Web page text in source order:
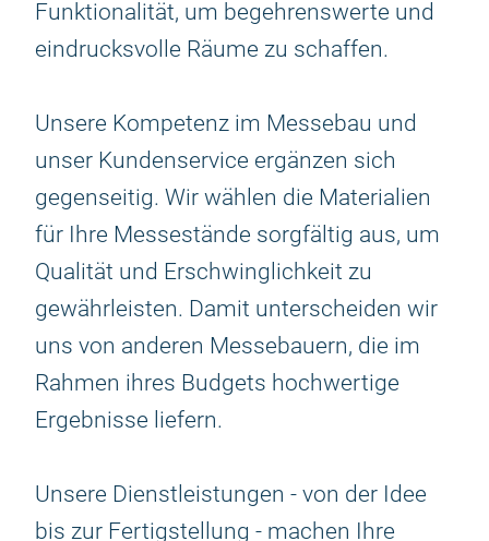
Funktionalität, um begehrenswerte und
eindrucksvolle Räume zu schaffen.
Unsere Kompetenz im Messebau und
unser Kundenservice ergänzen sich
gegenseitig. Wir wählen die Materialien
für Ihre Messestände sorgfältig aus, um
Qualität und Erschwinglichkeit zu
gewährleisten. Damit unterscheiden wir
uns von anderen Messebauern, die im
Rahmen ihres Budgets hochwertige
Ergebnisse liefern.
Unsere Dienstleistungen - von der Idee
bis zur Fertigstellung - machen Ihre